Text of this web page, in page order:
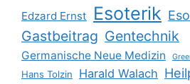
Edzard Ernst Esoterik
Gastbeitrag Gentechnik
Germanische Neue Medizin
Hans Tolzin Harald Walach